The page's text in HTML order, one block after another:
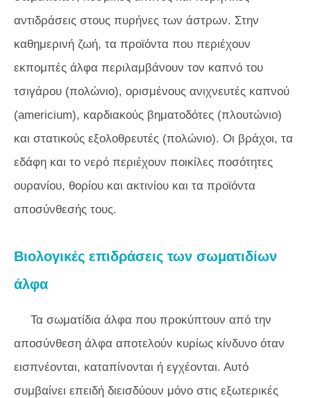
αντιδράσεις στους πυρήνες των άστρων. Στην
καθημερινή ζωή, τα προϊόντα που περιέχουν
εκπομπές άλφα περιλαμβάνουν τον καπνό του
τσιγάρου (πολώνιο), ορισμένους ανιχνευτές καπνού
(americium), καρδιακούς βηματοδότες (πλουτώνιο)
και στατικούς εξολοθρευτές (πολώνιο). Οι βράχοι, τα
εδάφη και το νερό περιέχουν ποικίλες ποσότητες
ουρανίου, θορίου και ακτινίου και τα προϊόντα
αποσύνθεσής τους.
Βιολογικές επιδράσεις των σωματιδίων
άλφα
Τα σωματίδια άλφα που προκύπτουν από την
αποσύνθεση άλφα αποτελούν κυρίως κίνδυνο όταν
εισπνέονται, καταπίνονται ή εγχέονται. Αυτό
συμβαίνει επειδή διεισδύουν μόνο στις εξωτερικές